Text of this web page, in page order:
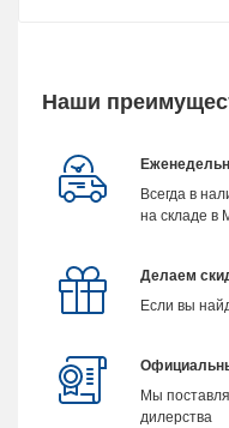
Наши
Всегда в
на складе в
Делаем
Если вы
Мы
дилерства